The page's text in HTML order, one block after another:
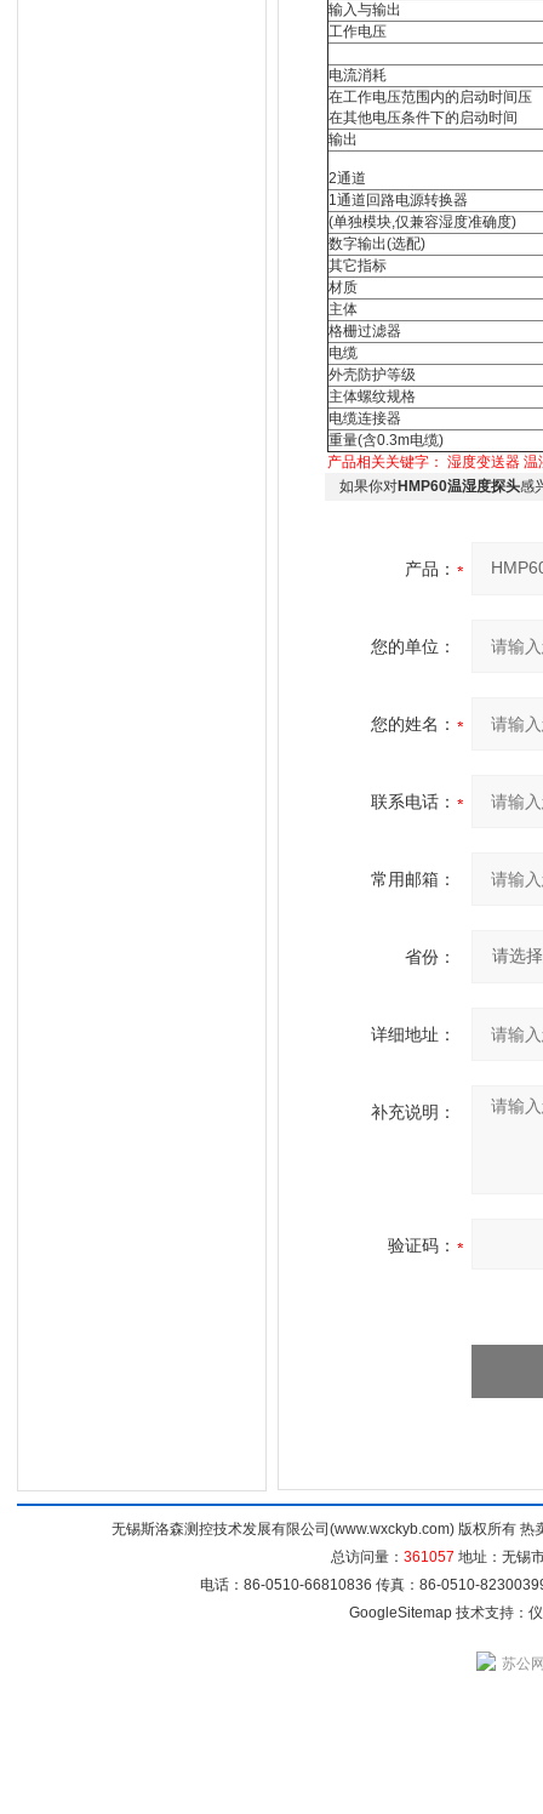
输入与输出
工作电压
电流消耗
在工作电压范围内的启动时间压
在其他电压条件下的启动时间
输出
2通道
1通道回路电源转换器
(单独模块,仅兼容湿度准确度)
数字输出(选配)
其它指标
材质
主体
格栅过滤器
电缆
外壳防护等级
主体螺纹规格
电缆连接器
重量(含0.3m电缆)
产品相关关键字： 湿度变送器 温
如果你对HMP60温湿度探头感
产品：
您的单位：
您的姓名：
联系电话：
常用邮箱：
省份：
详细地址：
补充说明：
验证码：
无锡斯洛森测控技术发展有限公司(www.wxckyb.com) 版权所有
总访问量： 361057 地址：无锡
电话：86-0510-66810836 传真：86-0510-
GoogleSitemap技术支持：
苏公